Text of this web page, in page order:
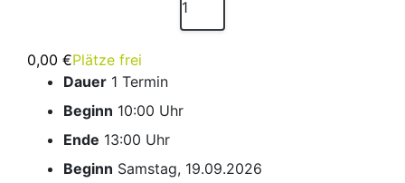
0,00 €Plätze frei
Dauer 1 Termin
Beginn 10:00 Uhr
Ende 13:00 Uhr
Beginn Samstag, 19.09.2026